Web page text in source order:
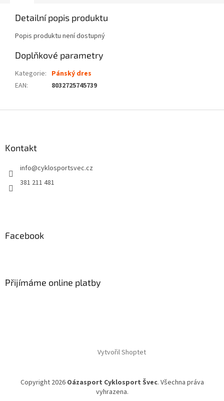
Detailní popis produktu
Popis produktu není dostupný
Doplňkové parametry
Kategorie: Pánský dres
EAN: 8032725745739
Kontakt
info@cyklosportsvec.cz
381 211 481
Facebook
Přijímáme online platby
Vytvořil Shoptet
Copyright 2026 Oázasport Cyklosport Švec. Všechna práva
vyhrazena.